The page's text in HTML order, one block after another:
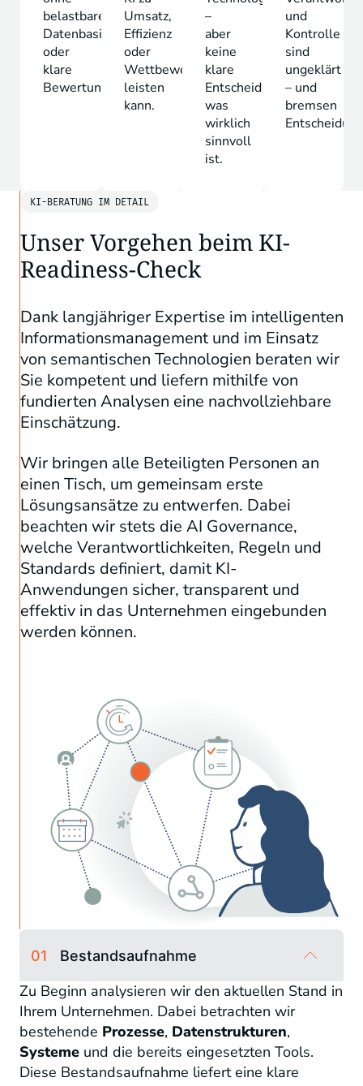
belastbare
Datenbasis
oder
klare
Bewertung.
Umsatz,
Effizienz
oder
Wettbewerbsvorteilen
leisten
kann.
–
aber
keine
klare
Entscheidungslogik,
was
wirklich
sinnvoll
ist.
und
Kontrolle
sind
ungeklärt
– und
bremsen
KI-BERATUNG IM DETAIL
Unser Vorgehen beim KI-
Readiness-Check
Dank langjähriger Expertise im intelligenten
Informationsmanagement und im Einsatz
von semantischen Technologien beraten wir
Sie kompetent und liefern mithilfe von
fundierten Analysen eine nachvollziehbare
Einschätzung.
Wir bringen alle Beteiligten Personen an
einen Tisch, um gemeinsam erste
Lösungsansätze zu entwerfen. Dabei
beachten wir stets die AI Governance,
welche Verantwortlichkeiten, Regeln und
Standards definiert, damit KI-
Anwendungen sicher, transparent und
effektiv in das Unternehmen eingebunden
werden können.
01 Bestandsaufnahme
Zu Beginn analysieren wir den aktuellen Stand in
Ihrem Unternehmen. Dabei betrachten wir
bestehende Prozesse, Datenstrukturen,
Systeme und die bereits eingesetzten Tools.
Diese Bestandsaufnahme liefert eine klare